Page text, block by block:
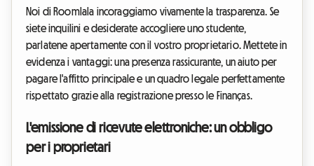
Noi di Roomlala incoraggiamo vivamente la trasparenza. Se
siete inquilini e desiderate accogliere uno studente,
parlatene apertamente con il vostro proprietario. Mettete in
evidenza i vantaggi: una presenza rassicurante, un aiuto per
pagare l'affitto principale e un quadro legale perfettamente
rispettato grazie alla registrazione presso le Finanças.
L'emissione di ricevute elettroniche: un obbligo
per i proprietari